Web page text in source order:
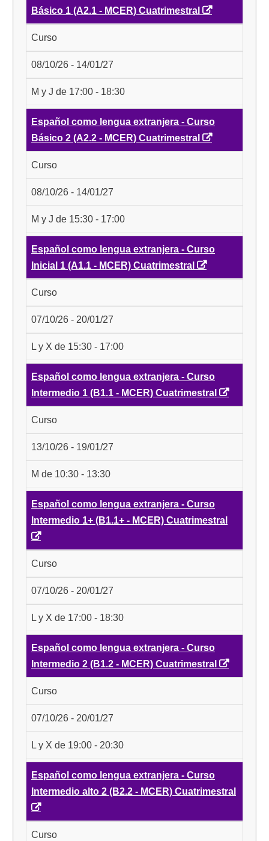
Básico 1 (A2.1 - MCER) Cuatrimestral
Curso
08/10/26 - 14/01/27
M y J de 17:00 - 18:30
Español como lengua extranjera - Curso
Básico 2 (A2.2 - MCER) Cuatrimestral
Curso
08/10/26 - 14/01/27
M y J de 15:30 - 17:00
Español como lengua extranjera - Curso
Inicial 1 (A1.1 - MCER) Cuatrimestral
Curso
07/10/26 - 20/01/27
L y X de 15:30 - 17:00
Español como lengua extranjera - Curso
Intermedio 1 (B1.1 - MCER) Cuatrimestral
Curso
13/10/26 - 19/01/27
M de 10:30 - 13:30
Español como lengua extranjera - Curso
Intermedio 1+ (B1.1+ - MCER) Cuatrimestral
Curso
07/10/26 - 20/01/27
L y X de 17:00 - 18:30
Español como lengua extranjera - Curso
Intermedio 2 (B1.2 - MCER) Cuatrimestral
Curso
07/10/26 - 20/01/27
L y X de 19:00 - 20:30
Español como lengua extranjera - Curso
Intermedio alto 2 (B2.2 - MCER) Cuatrimestral
Curso